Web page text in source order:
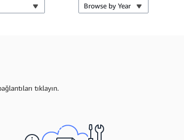
Browse by Year
tıklayın.